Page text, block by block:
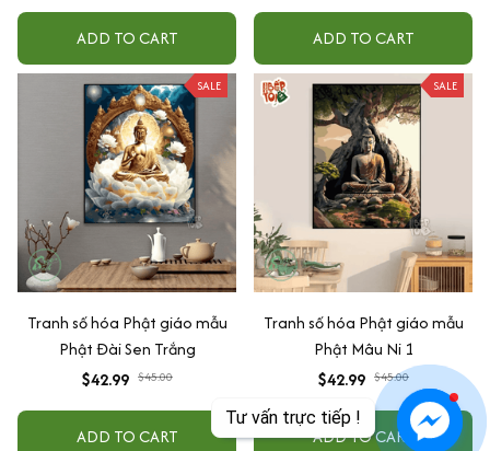
Tư vấn trực tiếp !
ADD TO CART ADD TO CART
SALE
Tranh số hóa Phật giáo mẫu
Phật Đài Sen Trắng
$42.99 $45.00
ADD TO CART
SALE
Tranh số hóa Phật giáo mẫu
Phật Mâu Ni 1
$42.99 $45.00
ADD TO CART